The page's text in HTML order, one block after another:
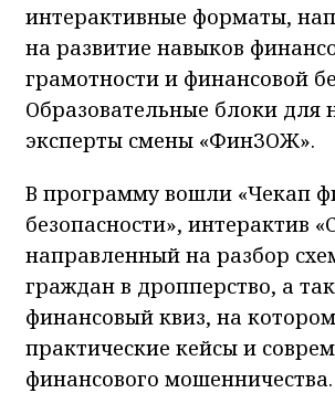
интерактивные форматы,
на развитие навыков
грамотности и финансовой
Образовательные блоки для
эксперты смены «ФинЗОЖ».
В программу вошли «Чекап
безопасности», интерактив
направленный на разбор
граждан в дропперство, а
финансовый квиз, на
практические кейсы и
финансового